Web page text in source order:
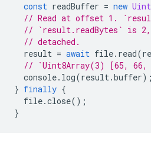
const readBuffer = new
// Read at offset 1.
// `result.readBytes` is
// detached.
result = await file. read(
// `Uint8Array(3) [65, 66,
console. log(result.buffer);
} finally {
file.close();
}